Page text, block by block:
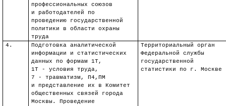
профессиональных союзов
и работодателей по
проведению государственной
политики в области охраны
труда
4.
Подготовка аналитической
информации и статистических
данных по формам 1Т,
1Т - условия труда,
7 - травматизм, П4 ,ПМ
и представление их в Комитет
общественных связей города
Москвы. Проведение
Территориальный орган
Федеральной службы
государственной
статистики по г. Москве